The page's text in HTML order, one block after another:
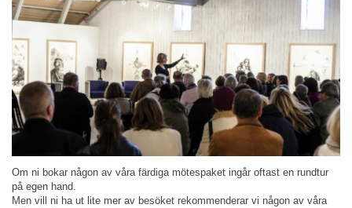
Om ni bokar någon av våra färdiga mötespaket ingår oftast en rundtur
på egen hand.
Men vill ni ha ut lite mer av besöket rekommenderar vi någon av våra